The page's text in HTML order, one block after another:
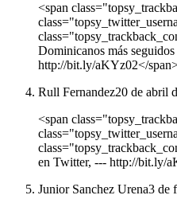
<span
Dominicanos más
http://bit.ly/aKYz02</
Rull Fernandez20 de abril
<span
en Twitter, --- http://bit.ly/
Junior Sanchez Urena3 de